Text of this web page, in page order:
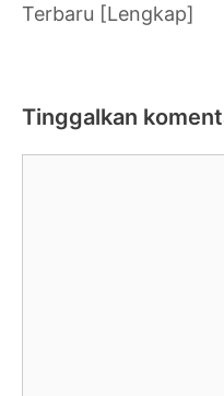
Terbaru [Lengkap]
Tinggalkan